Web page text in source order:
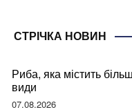
СТРІЧКА НОВИН
Риба, яка містить
види
07.08.2026